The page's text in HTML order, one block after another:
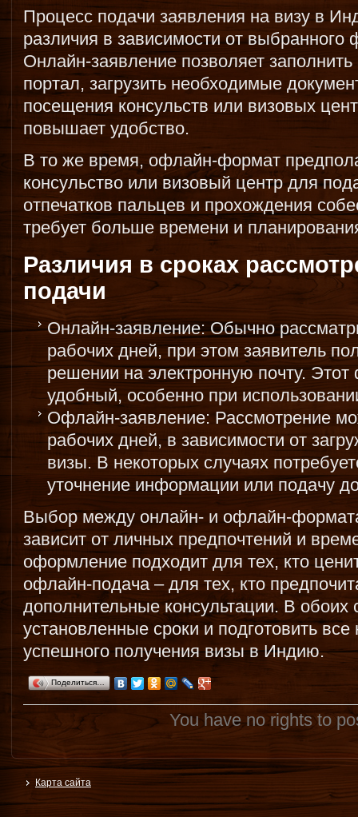
Процесс подачи заявления на визу в
различия в зависимости от
Онлайн-заявление позволяет
портал, загрузить необходимые
посещения консульств или визовых
повышает удобство.
В то же время, офлайн-формат
консульство или визовый центр для
отпечатков пальцев и прохождения
требует больше времени и
Различия в сроках
подачи
Онлайн-заявление: Обычно
рабочих дней, при этом заявитель
решении на электронную почту.
удобный, особенно при
Офлайн-заявление: Рассмотрение
рабочих дней, в зависимости от
визы. В некоторых случаях
уточнение информации или подачу
Выбор между онлайн- и офлайн-
зависит от личных предпочтений и
оформление подходит для тех, кто
офлайн-подача – для тех, кто
дополнительные консультации. В
установленные сроки и подготовить
успешного получения визы в Индию.
Поделиться…
You have no rights to
Карта сайта